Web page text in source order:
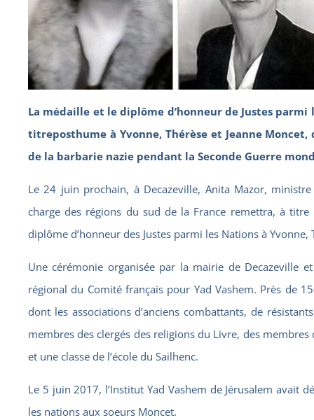
La médaille et le diplôme d’honneur de Justes
titreposthume à Yvonne, Thérèse et Jeanne
de la barbarie nazie pendant la Seconde Guerre
Le 24 juin prochain, à Decazeville, Anita Mazor, ministre
charge des régions du sud de la France remettra, à
diplôme d’honneur des Justes parmi les Nations à Yvonne,
Une cérémonie organisée par la mairie de Decazeville
régional du Comité français pour Yad Vashem. Près de
dont les associations d’anciens combattants, de
membres des clergés des religions du Livre, des
et une classe de l’école du Sailhenc.
Le 5 juin 2017, l’Institut Yad Vashem de Jérusalem avait
les nations aux soeurs Moncet.